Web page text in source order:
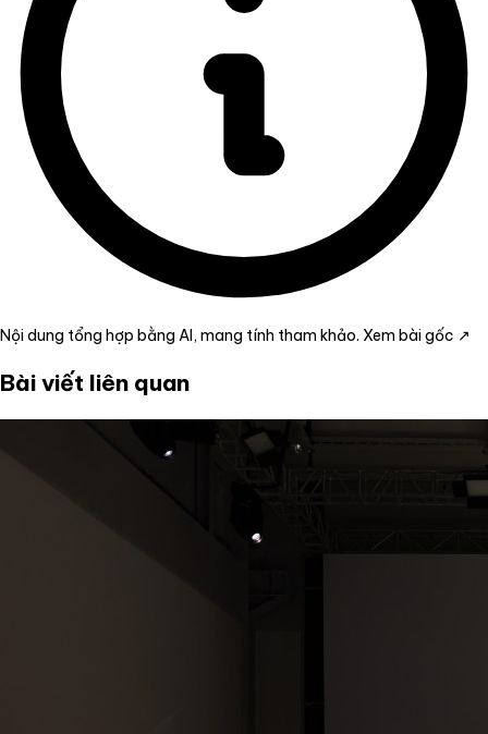
Nội dung tổng hợp bằng AI, mang tính tham khảo. Xem bài gốc ↗
Bài viết liên quan